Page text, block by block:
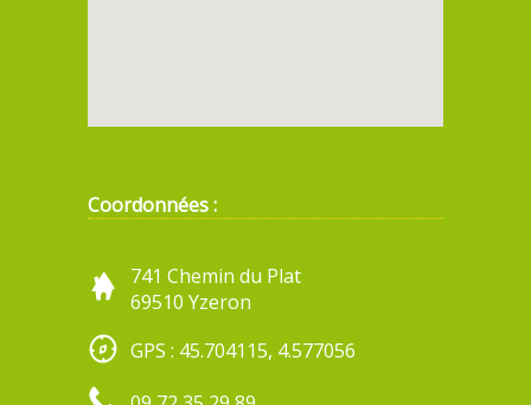
Coordonnées :
741 Chemin du Plat
69510 Yzeron
GPS : 45.704115, 4.577056